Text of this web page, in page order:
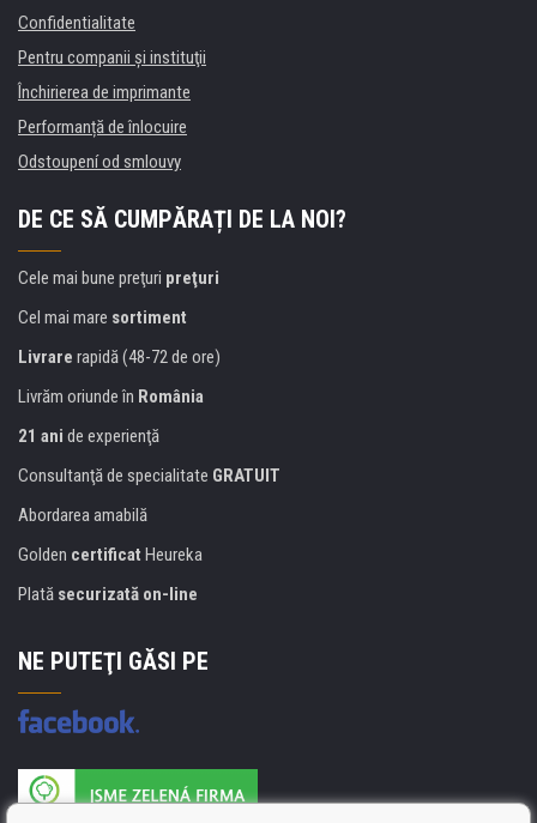
Confidentialitate
Pentru companii și instituţii
Închirierea de imprimante
Performanță de înlocuire
Odstoupení od smlouvy
DE CE SĂ CUMPĂRAȚI DE LA NOI?
Cele mai bune preţuri preţuri
Cel mai mare sortiment
Livrare rapidă (48-72 de ore)
Livrăm oriunde în România
21 ani de experienţă
Consultanţă de specialitate GRATUIT
Abordarea amabilă
Golden certificat Heureka
Plată securizată on-line
NE PUTEŢI GĂSI PE